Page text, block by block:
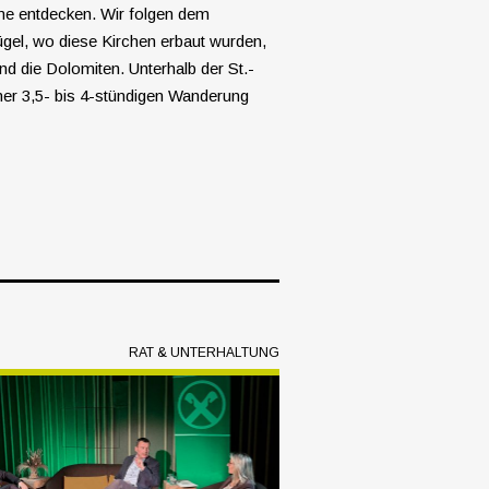
entdecken. Wir folgen dem
wo diese Kirchen erbaut wurden,
die Dolomiten. Unterhalb der St.-
3,5- bis 4-stündigen Wanderung
RAT & UNTERHALTUNG